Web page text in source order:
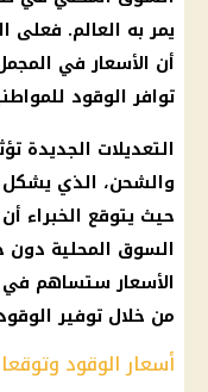
يمر به العالم. فعلى
أن الأسعارفي
توافرالوقود
التعديلات الجديدة
والشحن، الذي
حيث يتوقع الخبراء
السوق المحلية دون
الأسعارستساهم في
من خلال توفير
أسعار الوقود